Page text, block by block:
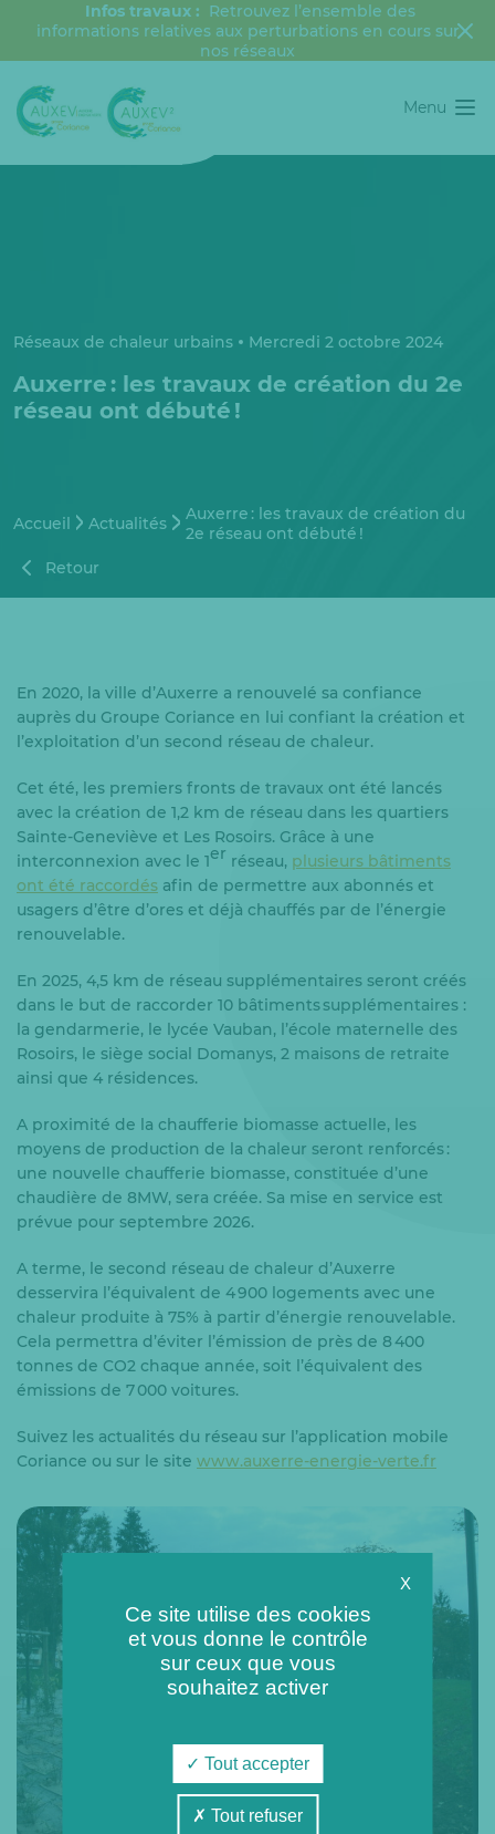
Infos travaux : Retrouvez l’ensemble des
informations relatives aux perturbations en cours sur
nos réseaux
Menu
Réseaux de chaleur urbains Mercredi 2 octobre 2024
Auxerre : les travaux de création du 2e
réseau ont débuté !
Accueil Actualités
Auxerre : les travaux de création du
2e réseau ont débuté !
Retour
En 2020, la ville d’Auxerre a renouvelé sa confiance
auprès du Groupe Coriance en lui confiant la création et
l’exploitation d’un second réseau de chaleur.
Cet été, les premiers fronts de travaux ont été lancés
avec la création de 1,2 km de réseau dans les quartiers
Sainte-Geneviève et Les Rosoirs. Grâce à une
interconnexion avec le 1er réseau, plusieurs bâtiments
ont été raccordés afin de permettre aux abonnés et
usagers d’être d’ores et déjà chauffés par de l’énergie
renouvelable.
En 2025, 4,5 km de réseau supplémentaires seront créés
dans le but de raccorder 10 bâtiments supplémentaires :
la gendarmerie, le lycée Vauban, l’école maternelle des
Rosoirs, le siège social Domanys, 2 maisons de retraite
ainsi que 4 résidences.
A proximité de la chaufferie biomasse actuelle, les
moyens de production de la chaleur seront renforcés :
une nouvelle chaufferie biomasse, constituée d’une
chaudière de 8MW, sera créée. Sa mise en service est
prévue pour septembre 2026.
A terme, le second réseau de chaleur d’Auxerre
desservira l’équivalent de 4 900 logements avec une
chaleur produite à 75% à partir d’énergie renouvelable.
Cela permettra d’éviter l’émission de près de 8 400
tonnes de CO2 chaque année, soit l’équivalent des
émissions de 7 000 voitures.
Suivez les actualités du réseau sur l’application mobile
Coriance ou sur le site www.auxerre-energie-verte.fr
X
Ce site utilise des cookies
et vous donne le contrôle
sur ceux que vous
souhaitez activer
Tout accepter
Tout refuser